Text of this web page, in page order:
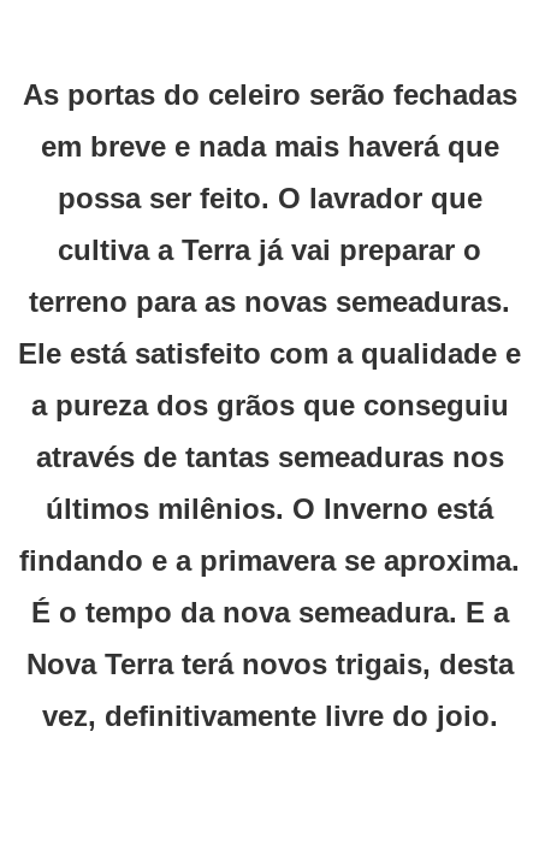
As portas do celeiro serão fechadas
em breve e nada mais haverá que
possa ser feito. O lavrador que
cultiva a Terra já vai preparar o
terreno para as novas semeaduras.
Ele está satisfeito com a qualidade e
a pureza dos grãos que conseguiu
através de tantas semeaduras nos
últimos milênios. O Inverno está
findando e a primavera se aproxima.
É o tempo da nova semeadura. E a
Nova Terra terá novos trigais, desta
vez, definitivamente livre do joio.